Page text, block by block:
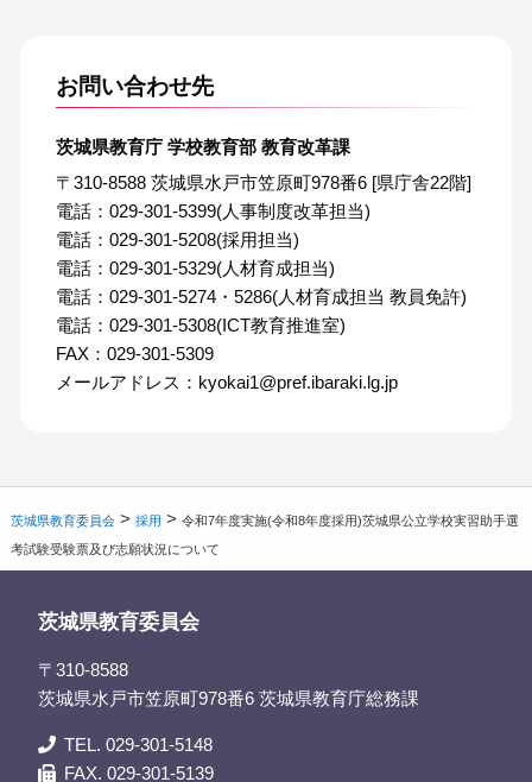
お問い合わせ先
茨城県教育庁 学校教育部 教育改革課
〒310-8588 茨城県水戸市笠原町978番6 [県庁舎22階]
電話：029-301-5399(人事制度改革担当)
電話：029-301-5208(採用担当)
電話：029-301-5329(人材育成担当)
電話：029-301-5274・5286(人材育成担当 教員免許)
電話：029-301-5308(ICT教育推進室)
FAX：029-301-5309
メールアドレス：kyokai1@pref.ibaraki.lg.jp
茨城県教育委員会 >採用 >令和7年度実施(令和8年度採用)茨城県公立学校実習助手選
考試験受験票及び志願状況について
茨城県教育委員会
〒310-8588
茨城県水戸市笠原町978番6 茨城県教育庁総務課
TEL. 029-301-5148
FAX. 029-301-5139